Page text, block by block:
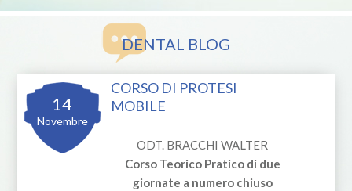
DENTAL BLOG
14
Novembre
CORSO DI PROTESI
MOBILE
ODT. BRACCHI WALTER
Corso Teorico Pratico di due
giornate a numero chiuso